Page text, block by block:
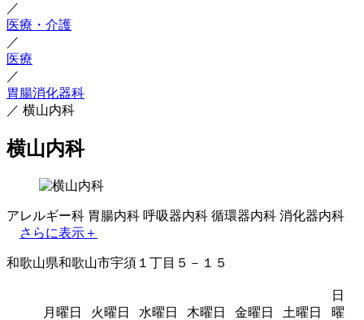
／
医療・介護
／
医療
／
胃腸消化器科
／ 横山内科
横山内科
アレルギー科 胃腸内科 呼吸器内科 循環器内科 消化器内科
さらに表示＋
和歌山県和歌山市宇須１丁目５－１５
月曜日 火曜日 水曜日 木曜日 金曜日 土曜日
日
曜